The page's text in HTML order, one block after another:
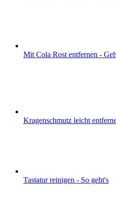
Mit Cola Rost entfernen -
Kragenschmutz leicht
Tastatur reinigen - So geht's